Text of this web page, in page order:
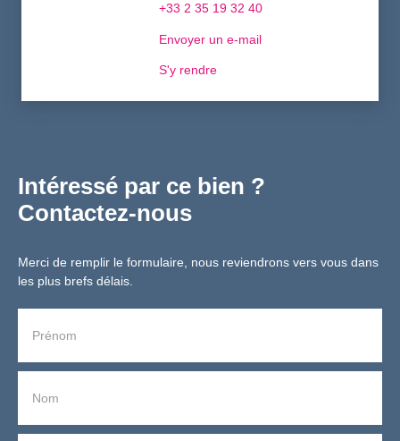
+33 2 35 19 32 40
Envoyer un e-mail
S'y rendre
Intéressé par ce bien ?
Contactez-nous
Merci de remplir le formulaire, nous reviendrons vers vous dans
les plus brefs délais.
Prénom
Nom